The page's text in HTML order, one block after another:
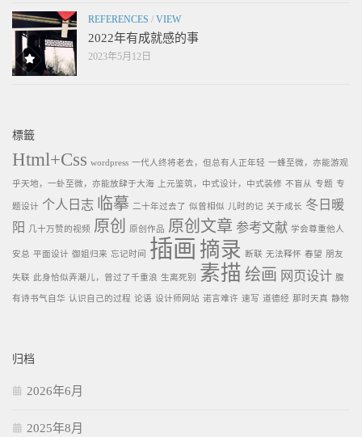
REFERENCES / VIEW
2022年有成就感的事
2023年5月12日
標籤
Html+Css wordpress 一代人终将老去，但总有人正年轻 一蜂至微，亦能游观
乎天地，一虲至微，亦能放肆于大海 上元鉴筑，中式设计，中式装修 不盲从 专题 专
题设计 个人日志 临摹 二十年过去了 似曾相似 儿时的记 关于成长 冬日暖
阳
几十万赞的视频 原创 原创作品 原创文章 参考文献 学会尊重他人
安总 平面设计 御姐归来 忘记时间 插画 摘录 断联 无法释怀 春望 朋友
失联 此身恰似弄潮儿，曾过了千重浪 生离死别 素描 绘画 网页设计 腹
有诗书气自华 认识自己的过程 论语 设计师网站 诺言难许 速写 道德经 那时天真 静物
归档
2026年6月
2025年8月